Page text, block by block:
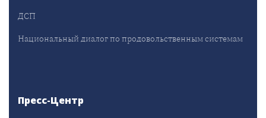
ДСП
Национальный диалог по продовольственным системам
Пресс-Центр